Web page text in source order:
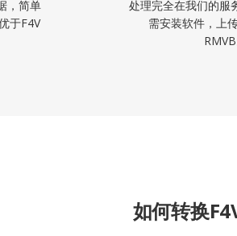
，简单
于F4V
处理完全在我们的
需安装软件，上
RMVB
如何转换